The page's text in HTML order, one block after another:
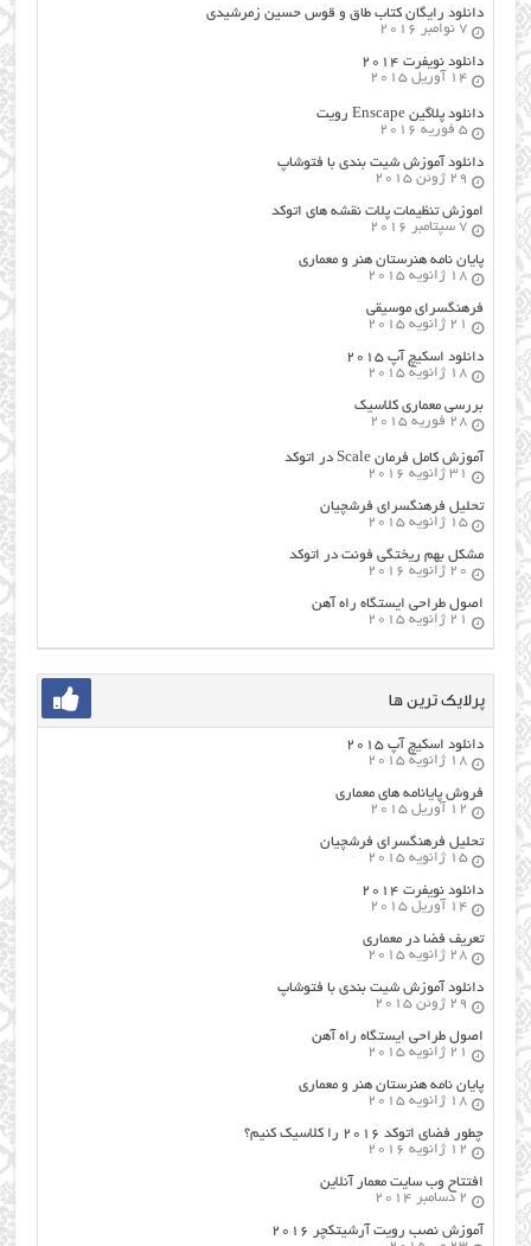
دانلود رایگان کتاب طاق و قوس حسین زمرشیدی
7 نوامبر 2016
دانلود نویفرت ۲۰۱۴
14 آوریل 2015
دانلود پلاگین Enscape رویت
5 فوریه 2016
دانلود آموزش شیت بندی با فتوشاپ
29 ژوئن 2015
اموزش تنظیمات پلات نقشه های اتوکد
7 سپتامبر 2016
پایان نامه هنرستان هنر و معماري
18 ژانویه 2015
فرهنگسراي موسيقي
21 ژانویه 2015
دانلود اسکیچ آپ ۲۰۱۵
18 ژانویه 2015
بررسی معماری کلاسیک
28 فوریه 2015
آموزش کامل فرمان Scale در اتوکد
31 ژانویه 2016
تحلیل فرهنگسرای فرشچیان
15 ژانویه 2015
مشکل بهم ریختگی فونت در اتوکد
20 ژانویه 2016
اصول طراحي ایستگاه راه آهن
21 ژانویه 2015
پرلایک ترین ها
دانلود اسکیچ آپ ۲۰۱۵
18 ژانویه 2015
فروش پایانامه های معماری
12 آوریل 2015
تحلیل فرهنگسرای فرشچیان
15 ژانویه 2015
دانلود نویفرت ۲۰۱۴
14 آوریل 2015
تعریف فضا در معماری
28 ژانویه 2015
دانلود آموزش شیت بندی با فتوشاپ
29 ژوئن 2015
اصول طراحي ایستگاه راه آهن
21 ژانویه 2015
پایان نامه هنرستان هنر و معماري
18 ژانویه 2015
چطور فضای اتوکد ۲۰۱۶ را کلاسیک کنیم؟
12 ژانویه 2016
افتتاح وب سایت معمار آنلاین
2 دسامبر 2014
آموزش نصب رویت آرشیتکچر ۲۰۱۶